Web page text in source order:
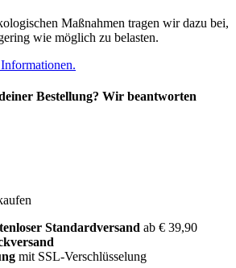
Maßnahmen tragen wir dazu bei,
wie möglich zu belasten.
Bestellung? Wir beantworten
Standardversand ab € 39,90
mit SSL-Verschlüsselung